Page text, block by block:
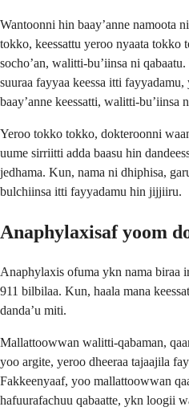
Wantoonni hin baay’anne namoota
tokko, keessattu yeroo nyaata tokko
socho’an, walitti-bu’iinsa ni
suuraa fayyaa keessa itti
baay’anne keessatti, walitti-bu’iinsa
Yeroo tokko tokko, dokteroonni
uume sirriitti adda baasu hin
jedhama. Kun, nama ni dhiphisa,
bulchiinsa itti fayyadamu hin jijjiiru.
Anaphylaxisaf yoom
Anaphylaxis ofuma ykn nama biraa
911 bilbilaa. Kun, haala mana
danda’u miti.
Mallattoowwan walitti-qabaman,
yoo argite, yeroo dheeraa tajaajila
Fakkeenyaaf, yoo mallattoowwan
hafuurafachuu qabaatte, ykn loogii